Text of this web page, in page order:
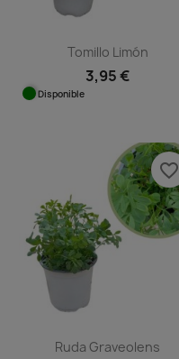
Tomillo Limón
3,95 €
Disponible
Ruda Graveolens
favorite_border